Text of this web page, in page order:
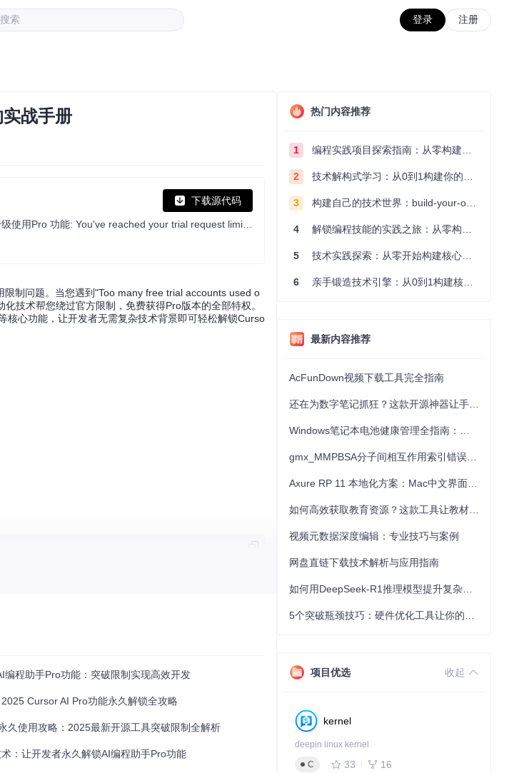
索 登录 注册
战手册
下载源代码
制问题。当您遇到"Too many free trial accounts used o
技术帮您绕过官方限制，免费获得Pro版本的全部特权。
心功能，让开发者无需复杂技术背景即可轻松解锁Curso
编程助手Pro功能：突破限制实现高效开发
Cursor AI Pro功能永久解锁全攻略
久使用攻略：2025最新开源工具突破限制全解析
：让开发者永久解锁AI编程助手Pro功能
热门内容推荐
1 编程实践项目探索指南：从零构建技术能力体系
2 技术解构式学习：从0到1构建你的编程知识体系
3 构建自己的技术世界：build-your-own-x项目的实践探索指南
4 解锁编程技能的实践之旅：从零构建你的技术世界
5 技术实践探索：从零开始构建核心系统的实践指南
6 亲手锻造技术引擎：从0到1构建核心系统的实践指南
最新内容推荐
AcFunDown视频下载工具完全指南
视频元数据深度编辑：专业技巧与案例
网盘直链下载技术解析与应用指南
项目优选 收起
kernel
deepin linux kernel
C
33 16